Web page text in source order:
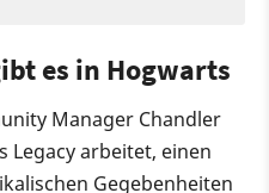
es in Hogwarts
Manager Chandler
Legacy arbeitet, einen
Gegebenheiten